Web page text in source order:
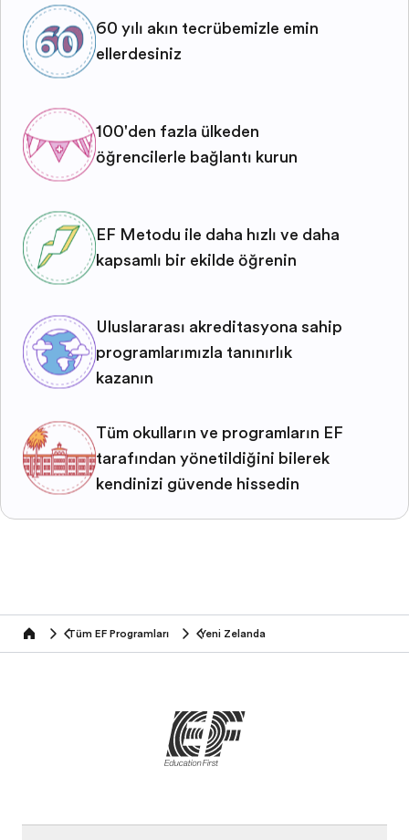
60 yılı aşkın tecrübemizle emin
ellerdesiniz
100'den fazla ülkeden
öğrencilerle bağlantı kurun
EF Metodu ile daha hızlı ve daha
kapsamlı bir şekilde öğrenin
Uluslararası akreditasyona sahip
programlarımızla tanınırlık
kazanın
Tüm okulların ve programların EF
tarafından yönetildiğini bilerek
kendinizi güvende hissedin
home Tüm EF Programları Yeni Zelanda